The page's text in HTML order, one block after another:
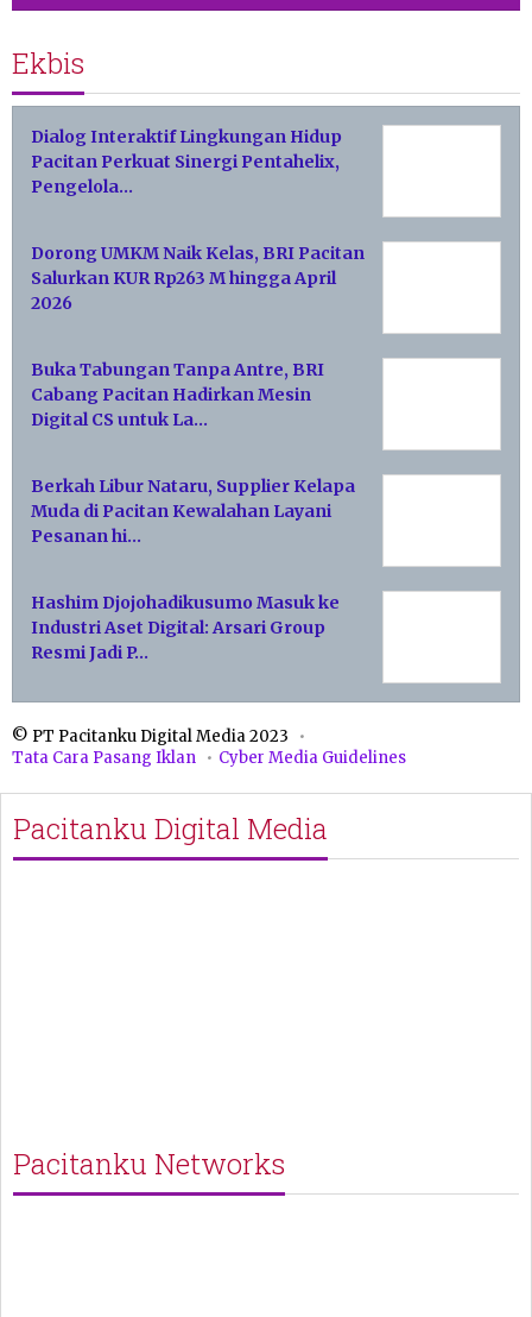
Ekbis
Dialog Interaktif Lingkungan Hidup
Pacitan Perkuat Sinergi Pentahelix,
Pengelola…
Dorong UMKM Naik Kelas, BRI Pacitan
Salurkan KUR Rp263 M hingga April
2026
Buka Tabungan Tanpa Antre, BRI
Cabang Pacitan Hadirkan Mesin
Digital CS untuk La…
Berkah Libur Nataru, Supplier Kelapa
Muda di Pacitan Kewalahan Layani
Pesanan hi…
Hashim Djojohadikusumo Masuk ke
Industri Aset Digital: Arsari Group
Resmi Jadi P…
© PT Pacitanku Digital Media 2023
Tata Cara Pasang Iklan
Cyber Media Guidelines
Pacitanku Digital Media
Pacitanku Networks